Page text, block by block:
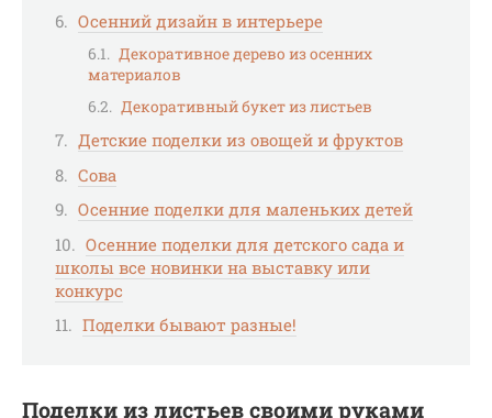
Осенний дизайн в интерьере
Декоративное дерево из осенних
материалов
Декоративный букет из листьев
Детские поделки из овощей и фруктов
Сова
Осенние поделки для маленьких детей
Осенние поделки для детского сада и
школы все новинки на выставку или
конкурс
Поделки бывают разные!
Поделки из листьев своими руками